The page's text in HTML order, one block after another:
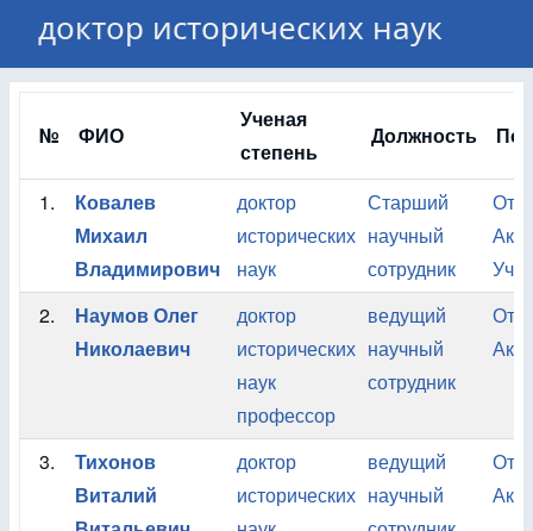
доктор исторических наук
№ ФИО
Ученая
степень
Должность
1.
Ковалев
Михаил
Владимирович
доктор
исторических
наук
Старший
научный
сотрудник
2.
Наумов Олег
Николаевич
доктор
исторических
наук
профессор
ведущий
научный
сотрудник
3.
Тихонов
Виталий
доктор
исторических
ведущий
научный